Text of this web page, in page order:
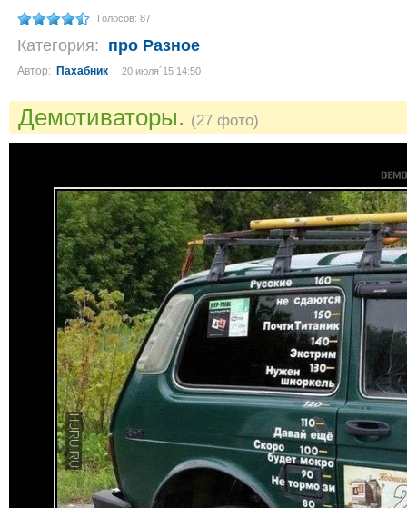
Голосов: 87
Категория: про Разное
Автор: Пахабник 20 июля´15 14:50
Демотиваторы. (27 фото)